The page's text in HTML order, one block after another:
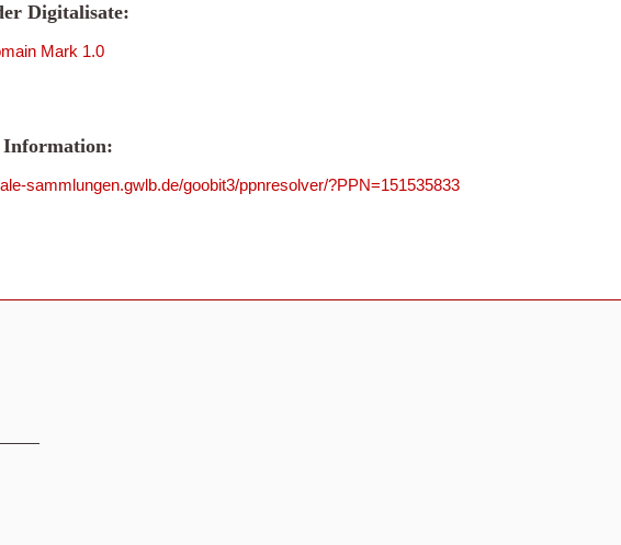
Digitalisate:
Mark 1.0
Information:
sammlungen.gwlb.de/goobit3/ppnresolver/?PPN=151535833